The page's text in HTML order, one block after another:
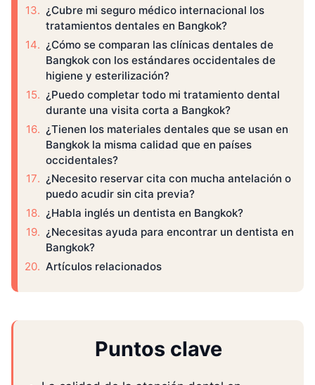
¿Cubre mi seguro médico internacional los
tratamientos dentales en Bangkok?
¿Cómo se comparan las clínicas dentales de
Bangkok con los estándares occidentales de
higiene y esterilización?
¿Puedo completar todo mi tratamiento dental
durante una visita corta a Bangkok?
¿Tienen los materiales dentales que se usan en
Bangkok la misma calidad que en países
occidentales?
¿Necesito reservar cita con mucha antelación o
puedo acudir sin cita previa?
¿Habla inglés un dentista en Bangkok?
¿Necesitas ayuda para encontrar un dentista en
Bangkok?
Artículos relacionados
Puntos clave